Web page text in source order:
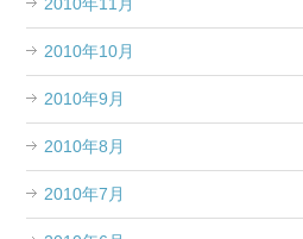
2010年11月
2010年10月
2010年9月
2010年8月
2010年7月